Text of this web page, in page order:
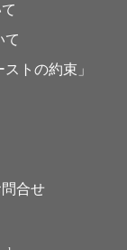
て
トの約束」
合せ